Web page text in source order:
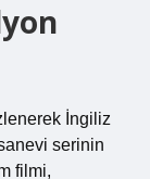
İngiliz
serinin
filmi,